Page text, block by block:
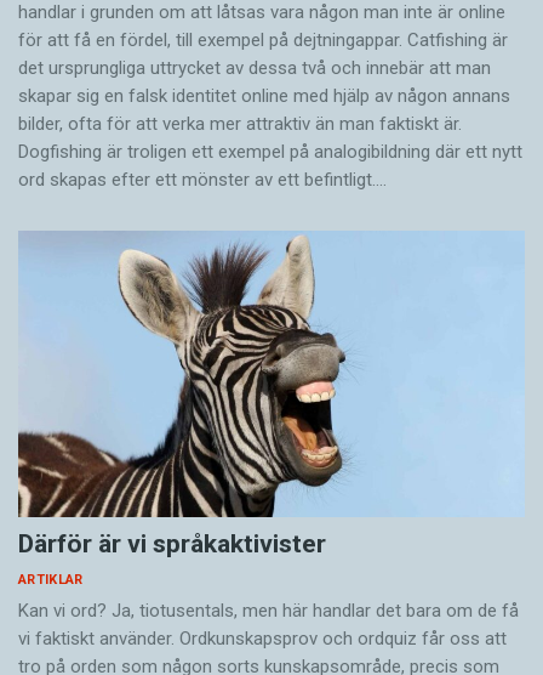
handlar i grunden om att låtsas vara någon man inte är online
för att få en fördel, till exempel på dejtningappar. Catfishing är
det ursprungliga uttrycket av dessa två och innebär att man
skapar sig en falsk identitet online med hjälp av någon annans
bilder, ofta för att verka mer attraktiv än man faktiskt är.
Dogfishing är troligen ett exempel på analogibildning där ett nytt
ord skapas efter ett mönster av ett befintligt.…
Därför är vi språkaktivister
ARTIKLAR
Kan vi ord? Ja, tiotusentals, men här handlar det bara om de få
vi faktiskt använder. Ordkunskapsprov och ordquiz får oss att
tro på orden som någon sorts kunskapsområde, precis som